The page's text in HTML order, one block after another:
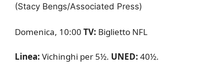
(Stacy Bengs/Associated Press)
Domenica, 10:00 TV: Biglietto NFL
Linea: Vichinghi per 5½. UNED: 40½.